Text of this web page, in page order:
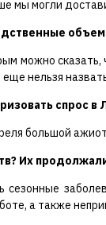
мы могли
можно
нельзя
спрос в
большой
Их
а также